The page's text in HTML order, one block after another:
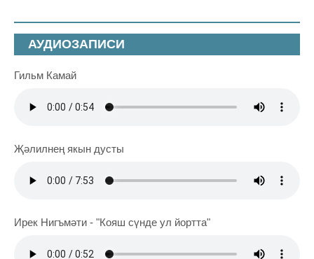
АУДИОЗАПИСИ
Гильм Камай
Җәлилнең якын дусты
Ирек Нигъмәти - "Кояш сүнде ул йортта"